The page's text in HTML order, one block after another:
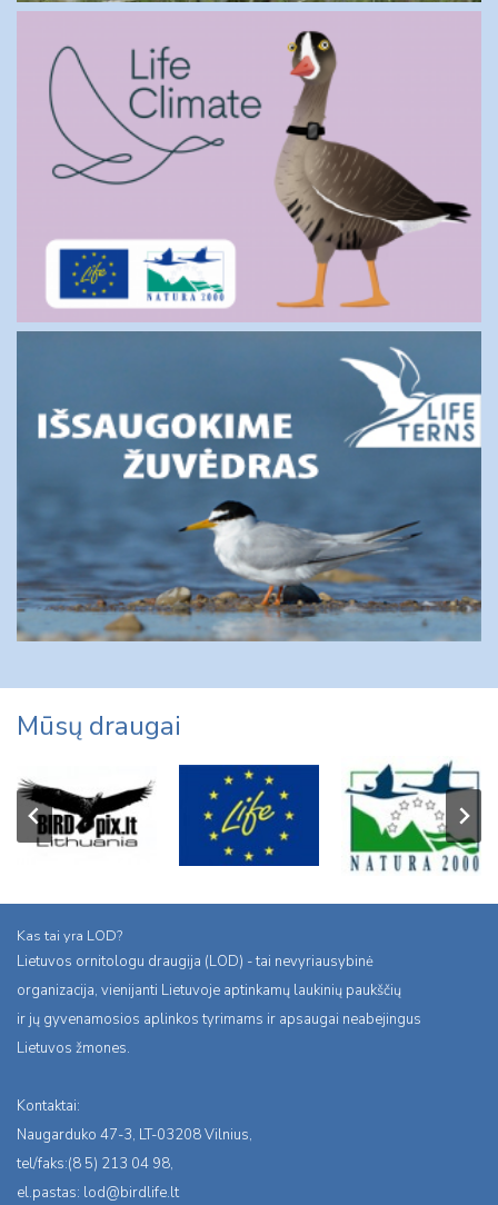
Mūsų draugai
Kas tai yra LOD?
Lietuvos ornitologu draugija (LOD) - tai nevyriausybinė
organizacija, vienijanti Lietuvoje aptinkamų laukinių paukščių
ir jų gyvenamosios aplinkos tyrimams ir apsaugai neabejingus
Lietuvos žmones.
Kontaktai:
Naugarduko 47-3, LT-03208 Vilnius,
tel/faks:(8 5) 213 04 98,
el.pastas: lod@birdlife.lt